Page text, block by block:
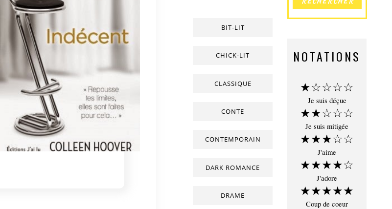
BIT-LIT
CHICK-LIT
CLASSIQUE
CONTE
CONTEMPORAIN
DARK ROMANCE
DRAME
NOTATIONS
★☆☆☆☆
Je suis déçue
★★☆☆☆
Je suis mitigée
★★★☆☆
J'aime
★★★★☆
J'adore
★★★★★
Coup de coeur